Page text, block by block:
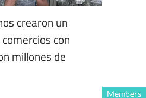
crearon un
con
millones de
Members